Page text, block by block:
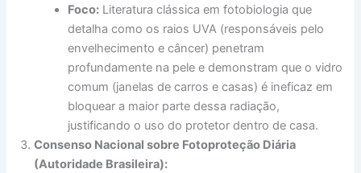
Foco: Literatura clássica em fotobiologia que
detalha como os raios UVA (responsáveis pelo
envelhecimento e câncer) penetram
profundamente na pele e demonstram que o vidro
comum (janelas de carros e casas) é ineficaz em
bloquear a maior parte dessa radiação,
justificando o uso do protetor dentro de casa.
Consenso Nacional sobre Fotoproteção Diária
(Autoridade Brasileira):